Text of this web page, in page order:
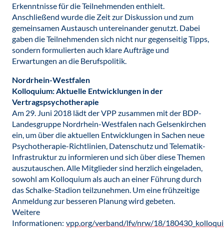
Erkenntnisse für die Teilnehmenden enthielt.
Anschließend wurde die Zeit zur Diskussion und zum
gemeinsamen Austausch untereinander genutzt. Dabei
gaben die Teilnehmenden sich nicht nur gegenseitig Tipps,
sondern formulierten auch klare Aufträge und
Erwartungen an die Berufspolitik.
Nordrhein-Westfalen
Kolloquium: Aktuelle Entwicklungen in der
Vertragspsychotherapie
Am 29. Juni 2018 lädt der VPP zusammen mit der BDP-
Landesgruppe Nordrhein-Westfalen nach Gelsenkirchen
ein, um über die aktuellen Entwicklungen in Sachen neue
Psychotherapie-Richtlinien, Datenschutz und Telematik-
Infrastruktur zu informieren und sich über diese Themen
auszutauschen. Alle Mitglieder sind herzlich eingeladen,
sowohl am Kolloquium als auch an einer Führung durch
das Schalke-Stadion teilzunehmen. Um eine frühzeitige
Anmeldung zur besseren Planung wird gebeten.
Weitere
Informationen: vpp.org/verband/lfv/nrw/18/